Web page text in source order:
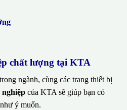
chất lượng tại KTA
ngành, cùng các trang thiết bị
nghiệp của KTA sẽ giúp bạn có
ý muốn.